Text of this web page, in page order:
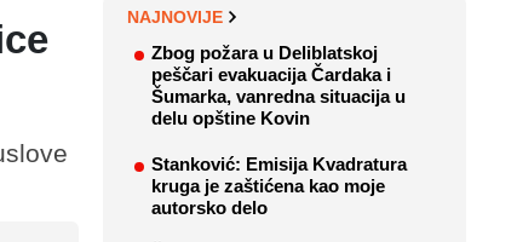
NAJNOVIJE
Zbog požara u Deliblatskoj
peščari evakuacija Čardaka i
Šumarka, vanredna situacija u
delu opštine Kovin
Stanković: Emisija Kvadratura
kruga je zaštićena kao moje
autorsko delo